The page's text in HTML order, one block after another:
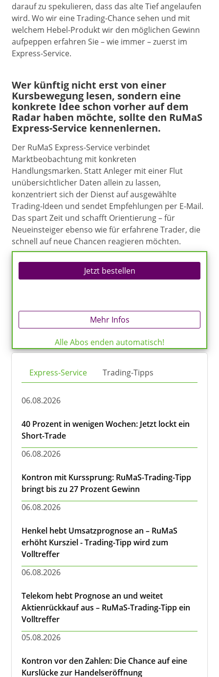
darauf zu spekulieren, dass das alte Tief angelaufen
wird. Wo wir eine Trading-Chance sehen und mit
welchem Hebel-Produkt wir den möglichen Gewinn
aufpeppen erfahren Sie – wie immer – zuerst im
Express-Service.
Wer künftig nicht erst von einer
Kursbewegung lesen, sondern eine
konkrete Idee schon vorher auf dem
Radar haben möchte, sollte den RuMaS
Express-Service kennenlernen.
Der RuMaS Express-Service verbindet
Marktbeobachtung mit konkreten
Handlungsmarken. Statt Anleger mit einer Flut
unübersichtlicher Daten allein zu lassen,
konzentriert sich der Dienst auf ausgewählte
Trading-Ideen und sendet Empfehlungen per E-Mail.
Das spart Zeit und schafft Orientierung – für
Neueinsteiger ebenso wie für erfahrene Trader, die
schnell auf neue Chancen reagieren möchten.
Jetzt bestellen
Mehr Infos
Alle Abos enden automatisch!
Express-Service Trading-Tipps
06.08.2026
40 Prozent in wenigen Wochen: Jetzt lockt ein
Short-Trade
06.08.2026
Kontron mit Kurssprung: RuMaS-Trading-Tipp
bringt bis zu 27 Prozent Gewinn
06.08.2026
Henkel hebt Umsatzprognose an – RuMaS
erhöht Kursziel - Trading-Tipp wird zum
Volltreffer
06.08.2026
Telekom hebt Prognose an und weitet
Aktienrückkauf aus – RuMaS-Trading-Tipp ein
Volltreffer
05.08.2026
Kontron vor den Zahlen: Die Chance auf eine
Kurslücke zur Handelseröffnung